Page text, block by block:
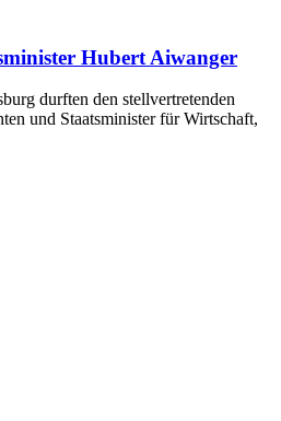
Hubert Aiwanger
durften den stellvertretenden
und Staatsminister für Wirtschaft,